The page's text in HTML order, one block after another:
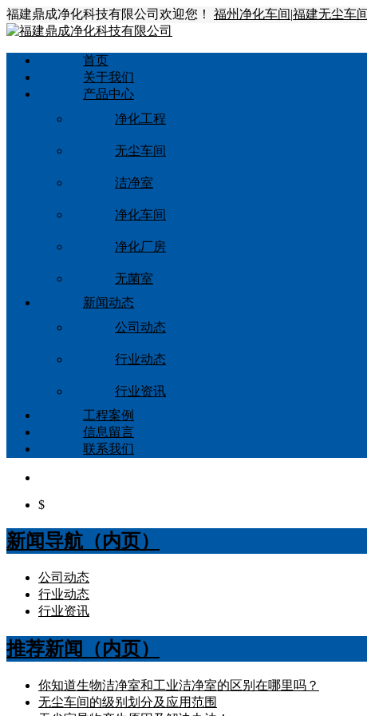
福建鼎成净化科技有限公司欢迎您！ 福州净化车间|福建无尘车间
首页
关于我们
产品中心
净化工程
无尘车间
洁净室
净化车间
净化厂房
无菌室
新闻动态
公司动态
行业动态
行业资讯
工程案例
信息留言
联系我们
$
新闻导航（内页）
公司动态
行业动态
行业资讯
推荐新闻（内页）
你知道生物洁净室和工业洁净室的区别在哪里吗？
无尘车间的级别划分及应用范围